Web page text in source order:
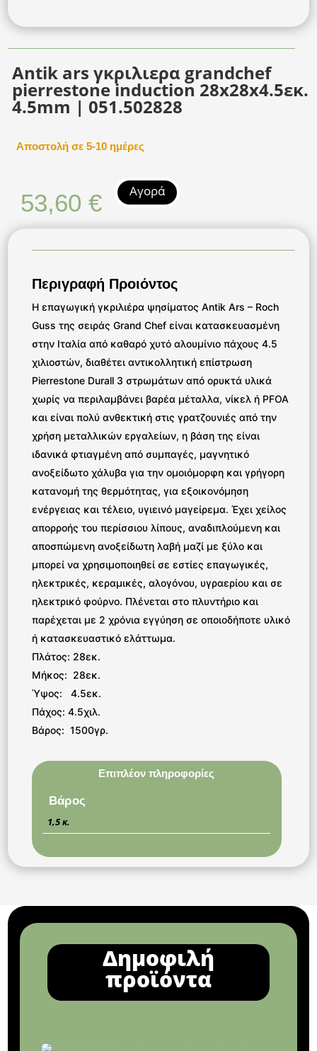
Antik ars γκριλιερα grandchef
pierrestone induction 28x28x4.5εκ.
4.5mm | 051.502828
Αποστολή σε 5-10 ημέρες
53,60€ Αγορά
Περιγραφή Προιόντος
Η επαγωγική γκριλιέρα ψησίματος Antik Ars – Roch
Guss της σειράς Grand Chef είναι κατασκευασμένη
στην Ιταλία από καθαρό χυτό αλουμίνιο πάχους 4.5
χιλιοστών, διαθέτει αντικολλητική επίστρωση
Pierrestone Durall 3 στρωμάτων από ορυκτά υλικά
χωρίς να περιλαμβάνει βαρέα μέταλλα, νίκελ ή PFOA
και είναι πολύ ανθεκτική στις γρατζουνιές από την
χρήση μεταλλικών εργαλείων, η βάση της είναι
ιδανικά φτιαγμένη από συμπαγές, μαγνητικό
ανοξείδωτο χάλυβα για την ομοιόμορφη και γρήγορη
κατανομή της θερμότητας, για εξοικονόμηση
ενέργειας και τέλειο, υγιεινό μαγείρεμα. Έχει χείλος
απορροής του περίσσιου λίπους, αναδιπλούμενη και
αποσπώμενη ανοξείδωτη λαβή μαζί με ξύλο και
μπορεί να χρησιμοποιηθεί σε εστίες επαγωγικές,
ηλεκτρικές, κεραμικές, αλογόνου, υγραερίου και σε
ηλεκτρικό φούρνο. Πλένεται στο πλυντήριο και
παρέχεται με 2 χρόνια εγγύηση σε οποιοδήποτε υλικό
ή κατασκευαστικό ελάττωμα.
Πλάτος: 28εκ.
Μήκος: 28εκ.
Ύψος: 4.5εκ.
Πάχος: 4.5χιλ.
Βάρος: 1500γρ.
Επιπλέον πληροφορίες
Βάρος
1,5 κ.
Δημοφιλή
προϊόντα